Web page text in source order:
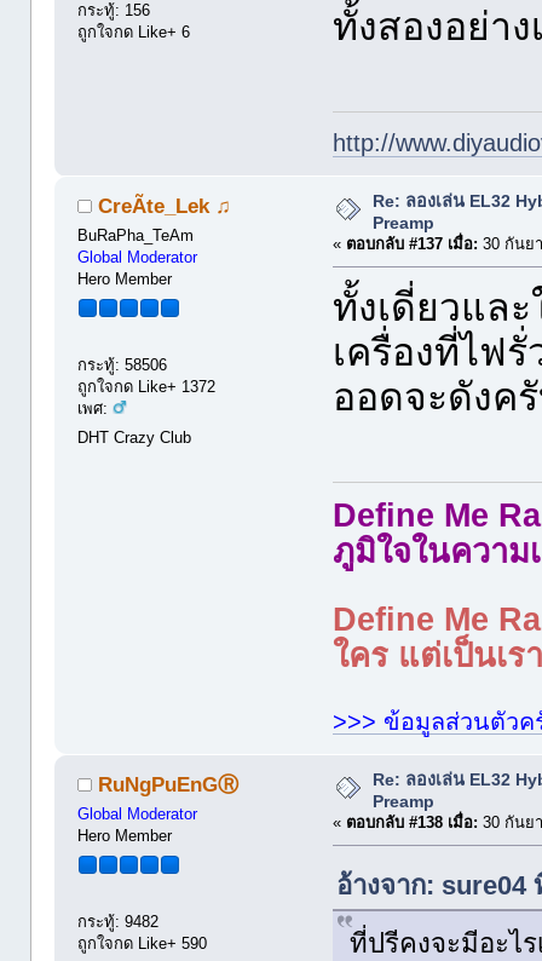
กระทู้: 156
ถูกใจกด Like+ 6
ทั้งสองอย่า
http://
CreÃte_Lek ♫
BuRaPha_TeAm
Global Moderator
Hero Member
กระทู้: 58506
ถูกใจกด Like+ 1372
เพศ:
DHT Crazy Club
Re: ลองเล่น EL32
Preamp
« ตอบกลับ #137 เมื่อ: 30 กันย
ทั้งเดี่ยวแล
เครื่องที่ไฟ
ออดจะดังค
Define Me
ภูมิใจในความ
Define Me
ใคร แต่เป็นเ
>>> ข้อมูลส่วนตัวค
RuNgPuEnGⓇ
Global Moderator
Hero Member
กระทู้: 9482
ถูกใจกด Like+ 590
Re: ลองเล่น EL32
Preamp
« ตอบกลับ #138 เมื่อ: 30 กันย
อ้างจาก: sure04
ที่ปรีคงจะมีอะไ